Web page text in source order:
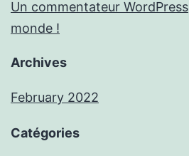
Un commentateur WordPress
monde !
Archives
February 2022
Catégories